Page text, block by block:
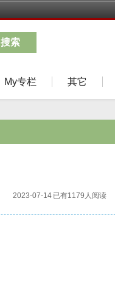
搜索
My专栏 其它
2023-07-14 已有1179人阅读